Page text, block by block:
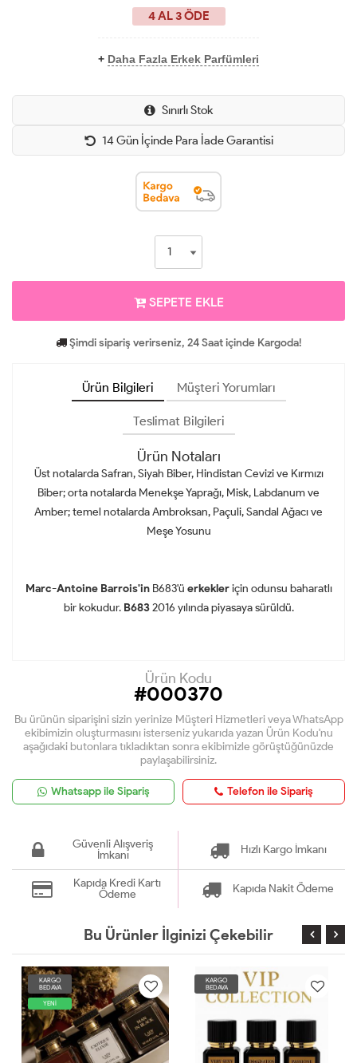
4 AL 3 ÖDE
+ Daha Fazla Erkek Parfümleri
Sınırlı Stok
14 Gün İçinde Para İade Garantisi
SEPETE EKLE
Şimdi sipariş verirseniz, 24 Saat içinde Kargoda!
Ürün Bilgileri Müşteri Yorumları
Teslimat Bilgileri
Ürün Notaları
Üst notalarda Safran, Siyah Biber, Hindistan Cevizi ve Kırmızı
Biber; orta notalarda Menekşe Yaprağı, Misk, Labdanum ve
Amber; temel notalarda Ambroksan, Paçuli, Sandal Ağacı ve
Meşe Yosunu
Marc-Antoine Barrois'inB683'ü erkekleriçin odunsu baharatlı
bir kokudur. B6832016 yılında piyasaya sürüldü.
Ürün Kodu
#000370
Bu ürünün siparişini sizin yerinize Müşteri Hizmetleri veya WhatsApp
ekibimizin oluşturmasını isterseniz yukarıda yazan Ürün Kodu'nu
aşağıdaki butonlara tıkladıktan sonra ekibimizle görüştüğünüzde
paylaşabilirsiniz.
Whatsapp ile Sipariş Telefon ile Sipariş
Güvenli Alışveriş
İmkanı
Hızlı Kargo İmkanı
Kapıda Kredi Kartı
Ödeme
Kapıda Nakit Ödeme
Bu Ürünler İlginizi Çekebilir
KARGO
BEDAVA
YENİ
KARGO
BEDAVA